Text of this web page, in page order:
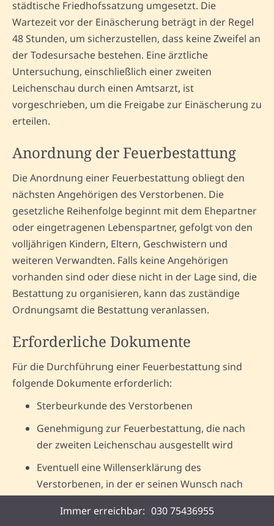
städtische Friedhofssatzung umgesetzt. Die
Wartezeit vor der Einäscherung beträgt in der Regel
48 Stunden, um sicherzustellen, dass keine Zweifel an
der Todesursache bestehen. Eine ärztliche
Untersuchung, einschließlich einer zweiten
Leichenschau durch einen Amtsarzt, ist
vorgeschrieben, um die Freigabe zur Einäscherung zu
erteilen.
Anordnung der Feuerbestattung
Die Anordnung einer Feuerbestattung obliegt den
nächsten Angehörigen des Verstorbenen. Die
gesetzliche Reihenfolge beginnt mit dem Ehepartner
oder eingetragenen Lebenspartner, gefolgt von den
volljährigen Kindern, Eltern, Geschwistern und
weiteren Verwandten. Falls keine Angehörigen
vorhanden sind oder diese nicht in der Lage sind, die
Bestattung zu organisieren, kann das zuständige
Ordnungsamt die Bestattung veranlassen.
Erforderliche Dokumente
Für die Durchführung einer Feuerbestattung sind
folgende Dokumente erforderlich:
Sterbeurkunde des Verstorbenen
Genehmigung zur Feuerbestattung, die nach
der zweiten Leichenschau ausgestellt wird
Eventuell eine Willenserklärung des
Verstorbenen, in der er seinen Wunsch nach
Immer erreichbar: 030 75436955